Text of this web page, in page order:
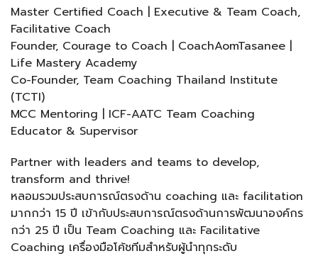
Master Certified Coach | Executive & Team Coach,
Facilitative Coach
Founder, Courage to Coach | CoachAomTasanee |
Life Mastery Academy
Co-Founder, Team Coaching Thailand Institute
(TCTI)
MCC Mentoring | ICF-AATC Team Coaching
Educator & Supervisor
Partner with leaders and teams to develop,
transform and thrive!
หลอมรวมประสบการณ์ตรงด้าน coaching และ facilitation
มากกว่า 15 ปี เข้ากับประสบการณ์ตรงด้านการพัฒนาองค์กร
กว่า 25 ปี เป็น Team Coaching และ Facilitative
Coaching เครื่องมือโค้ชทีมสำหรับผู้นำทุกระดับ